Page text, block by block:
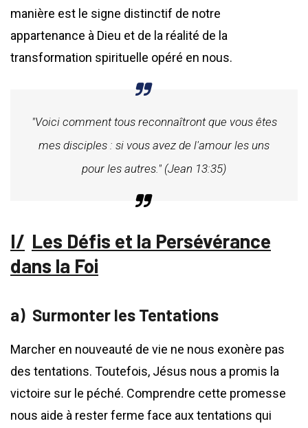
manière est le signe distinctif de notre
appartenance à Dieu et de la réalité de la
transformation spirituelle opéré en nous.
"Voici comment tous reconnaîtront que vous êtes
mes disciples : si vous avez de l'amour les uns
pour les autres." (Jean 13:35)
Les Défis et la Persévérance
dans la Foi
Surmonter les Tentations
Marcher en nouveauté de vie ne nous exonère pas
des tentations. Toutefois, Jésus nous a promis la
victoire sur le péché. Comprendre cette promesse
nous aide à rester ferme face aux tentations qui